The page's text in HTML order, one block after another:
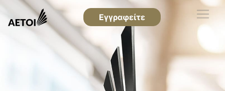
Εγγραφείτε